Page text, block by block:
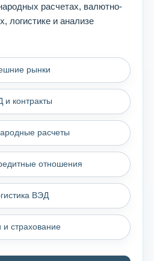
расчетах, валютно-
логистике и анализе
рынки
и контракты
расчеты
отношения
ВЭД
и страхование